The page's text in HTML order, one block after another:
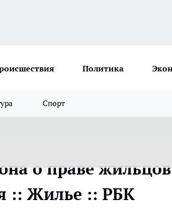
Политика
Спорт
о праве жильцов
:: Жилье :: РБК